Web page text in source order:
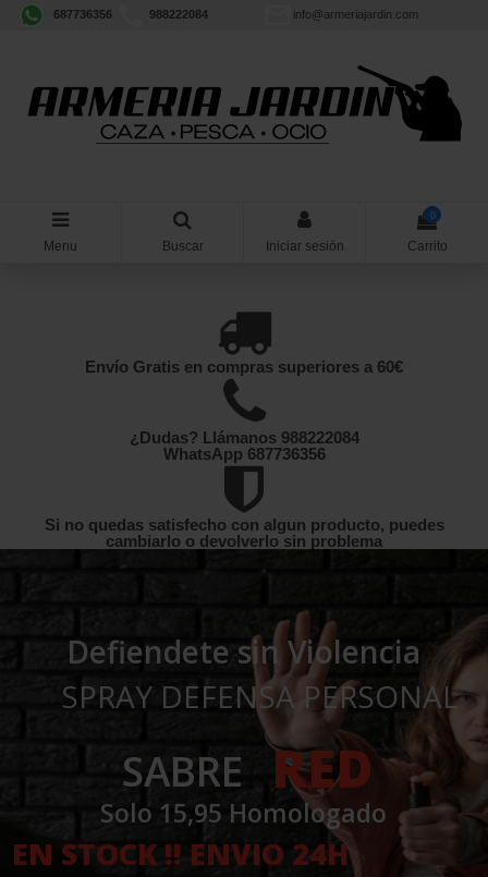
687736356 988222084 info@armeriajardin.com
Menu Buscar Iniciar sesión
0
Carrito
Envío Gratis en compras superiores a 60€
¿Dudas? Llámanos 988222084
WhatsApp 687736356
Si no quedas satisfecho con algun producto, puedes
cambiarlo o devolverlo sin problema
Defiendete sin Violencia
Solo 15,95 Homologado
SPRAY DEFENSA PERSONAL
SABRE RED
EN STOCK !! ENVIO 24H